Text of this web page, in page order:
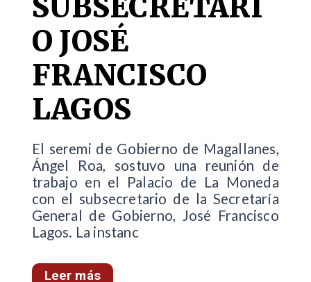
O JOSÉ
FRANCISCO
LAGOS
El seremi de Gobierno de Magallanes,
Ángel Roa, sostuvo una reunión de
trabajo en el Palacio de La Moneda
con el subsecretario de la Secretaría
General de Gobierno, José Francisco
Lagos. La instanc
Leer más